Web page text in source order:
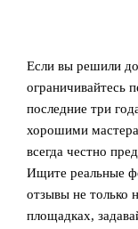
Если вы решили
ограничивайтесь
последние три
хорошими
всегда честно
Ищите реальные
отзывы не только
площадках,